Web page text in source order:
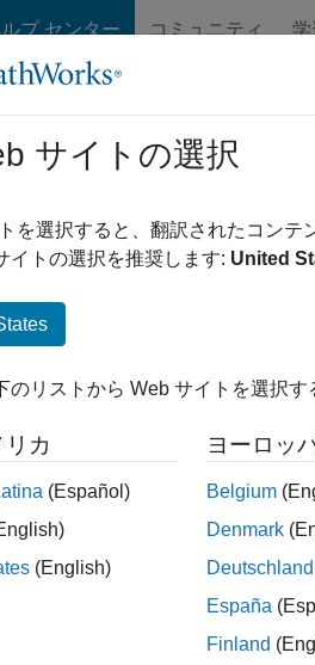
プ センター コミュニティ 学
7-3
MISRA
All partial and
template.
All partial and
template. 1
トラブルシュ
ルール違反が想
れない理由の診断
チェック情
グループ:
サイトの選択
を選択すると、翻訳されたコン
イトの選択を推奨します: United
のリストから Web サイトを選択す
カ
(Español)
(English)
ヨーロッ
Belgium
Denmark
Deutschland
España
Finland